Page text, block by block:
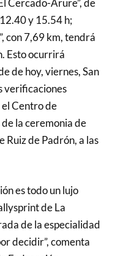
Cercado-Arure”, de
y 15.54 h;
con 7,69 km, tendrá
Esto ocurrirá
de hoy, viernes, San
verificaciones
Centro de
la ceremonia de
Ruiz de Padrón, a las
es todo un lujo
de La
de la especialidad
decidir”, comenta